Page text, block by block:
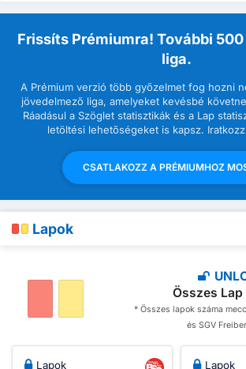
Frissíts Prémiumra! További
liga.
A Prémium verzió több győzelmet fog hozni
jövedelmező liga, amelyeket kevésbé
Ráadásul a Szöglet statisztikák és a Lap
letöltési lehetőségeket is kapsz.
CSATLAKOZZ A PRÉMIUMHOZ
Lapok
Összes
* Összes lapok száma
és SGV
Lapok Lapok